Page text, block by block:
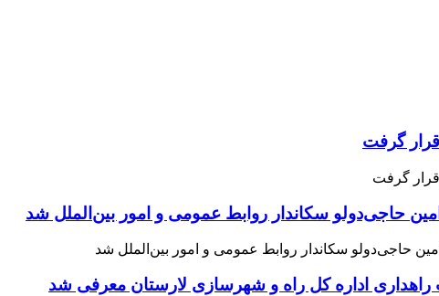
حاجی‌دولو سکاندار روابط عمومی و امور بین‌الملل شد
اداره کل راه و شهرسازی لارستان معرفی شد